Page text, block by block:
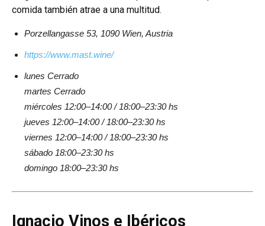
comida también atrae a una multitud.
Porzellangasse 53, 1090 Wien, Austria
https://www.mast.wine/
lunes Cerrado
martes Cerrado
miércoles 12:00–14:00 / 18:00–23:30 hs
jueves 12:00–14:00 / 18:00–23:30 hs
viernes 12:00–14:00 / 18:00–23:30 hs
sábado 18:00–23:30 hs
domingo 18:00–23:30 hs
Ignacio Vinos e Ibéricos